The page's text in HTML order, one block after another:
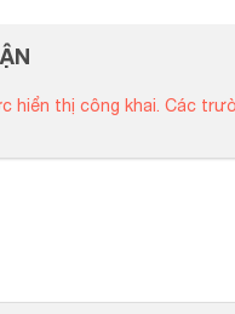
hiển thị công khai. Các